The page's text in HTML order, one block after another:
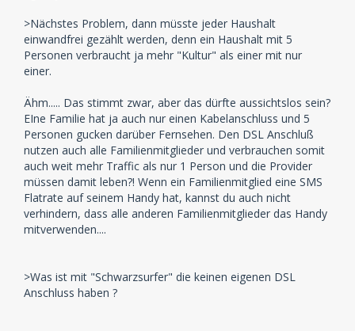
>Nächstes Problem, dann müsste jeder Haushalt
einwandfrei gezählt werden, denn ein Haushalt mit 5
Personen verbraucht ja mehr "Kultur" als einer mit nur
einer.
Ähm..... Das stimmt zwar, aber das dürfte aussichtslos sein?
EIne Familie hat ja auch nur einen Kabelanschluss und 5
Personen gucken darüber Fernsehen. Den DSL Anschluß
nutzen auch alle Familienmitglieder und verbrauchen somit
auch weit mehr Traffic als nur 1 Person und die Provider
müssen damit leben?! Wenn ein Familienmitglied eine SMS
Flatrate auf seinem Handy hat, kannst du auch nicht
verhindern, dass alle anderen Familienmitglieder das Handy
mitverwenden....
>Was ist mit "Schwarzsurfer" die keinen eigenen DSL
Anschluss haben ?